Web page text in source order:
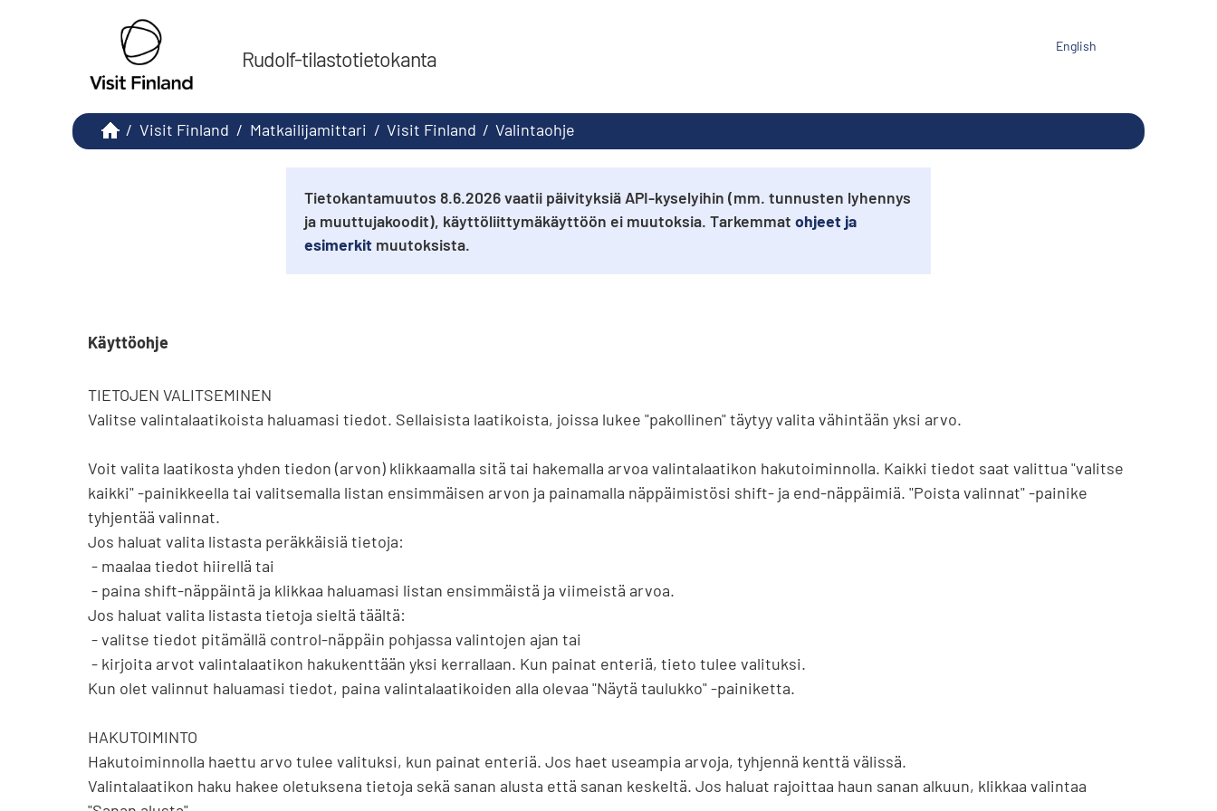
Rudolf-tilastotietokanta
English
/ Visit Finland / Matkailijamittari / Visit Finland / Valintaohje
Tietokantamuutos 8.6.2026 vaatii päivityksiä API-kyselyihin (mm. tunnusten lyhennys
ja muuttujakoodit), käyttöliittymäkäyttöön ei muutoksia. Tarkemmat ohjeet ja
esimerkit muutoksista.
Käyttöohje
TIETOJEN VALITSEMINEN
Valitse valintalaatikoista haluamasi tiedot. Sellaisista laatikoista, joissa lukee "pakollinen" täytyy valita vähintään yksi arvo.
Voit valita laatikosta yhden tiedon (arvon) klikkaamalla sitä tai hakemalla arvoa valintalaatikon hakutoiminnolla. Kaikki tiedot saat valittua "valitse
kaikki" -painikkeella tai valitsemalla listan ensimmäisen arvon ja painamalla näppäimistösi shift- ja end-näppäimiä. "Poista valinnat" -painike
tyhjentää valinnat.
Jos haluat valita listasta peräkkäisiä tietoja:
Jos haluat valita listasta tietoja sieltä täältä:
Kun olet valinnut haluamasi tiedot, paina valintalaatikoiden alla olevaa "Näytä taulukko" -painiketta.
HAKUTOIMINTO
Hakutoiminnolla haettu arvo tulee valituksi, kun painat enteriä. Jos haet useampia arvoja, tyhjennä kenttä välissä.
Valintalaatikon haku hakee oletuksena tietoja sekä sanan alusta että sanan keskeltä. Jos haluat rajoittaa haun sanan alkuun, klikkaa valintaa